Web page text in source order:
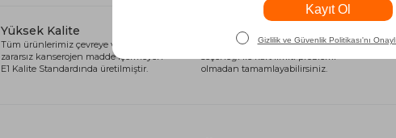
Yüksek Kalite
Tüm ürünlerimiz çevreye ve sağlığa
zararsız kanserojen madde içermeyen
E1 Kalite Standardında üretilmiştir.
Alışveriş Kredisi
Siparişlerinizi anında alışveriş kredisi
seçeneği ile kart limiti problemi
olmadan tamamlayabilirsiniz.